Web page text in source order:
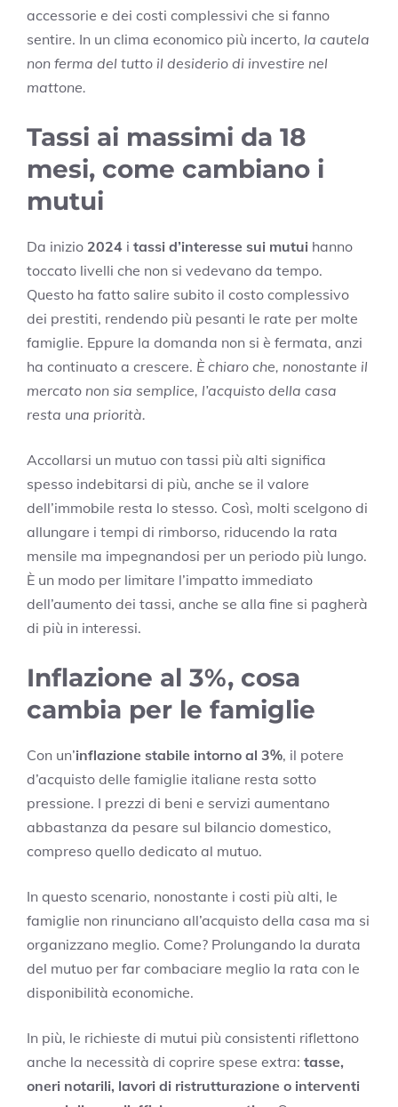
accessorie e dei costi complessivi che si fanno
sentire. In un clima economico più incerto, la cautela
non ferma del tutto il desiderio di investire nel
mattone.
Tassi ai massimi da 18
mesi, come cambiano i
mutui
Da inizio 2024 i tassi d’interesse sui mutui hanno
toccato livelli che non si vedevano da tempo.
Questo ha fatto salire subito il costo complessivo
dei prestiti, rendendo più pesanti le rate per molte
famiglie. Eppure la domanda non si è fermata, anzi
ha continuato a crescere. È chiaro che, nonostante il
mercato non sia semplice, l’acquisto della casa
resta una priorità.
Accollarsi un mutuo con tassi più alti significa
spesso indebitarsi di più, anche se il valore
dell’immobile resta lo stesso. Così, molti scelgono di
allungare i tempi di rimborso, riducendo la rata
mensile ma impegnandosi per un periodo più lungo.
È un modo per limitare l’impatto immediato
dell’aumento dei tassi, anche se alla fine si pagherà
di più in interessi.
Inflazione al 3%, cosa
cambia per le famiglie
Con un’inflazione stabile intorno al 3%, il potere
d’acquisto delle famiglie italiane resta sotto
pressione. I prezzi di beni e servizi aumentano
abbastanza da pesare sul bilancio domestico,
compreso quello dedicato al mutuo.
In questo scenario, nonostante i costi più alti, le
famiglie non rinunciano all’acquisto della casa ma si
organizzano meglio. Come? Prolungando la durata
del mutuo per far combaciare meglio la rata con le
disponibilità economiche.
In più, le richieste di mutui più consistenti riflettono
anche la necessità di coprire spese extra: tasse,
oneri notarili, lavori di ristrutturazione o interventi